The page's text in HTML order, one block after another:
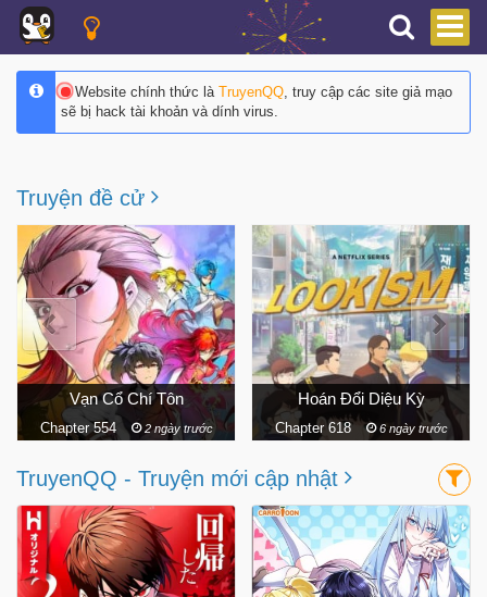
Website chính thức là TruyenQQ, truy cập các site giả mạo
sẽ bị hack tài khoản và dính virus.
Truyện đề cử
Hoán Đổi Diệu Kỳ
Chapter 618 6 ngày trước
Vũ Trang Siêu Nhiên
Chapter 242 9 ngày trước
TruyenQQ - Truyện mới cập nhật